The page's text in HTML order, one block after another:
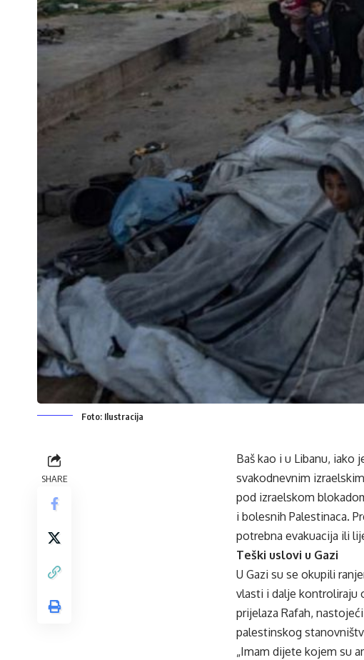
Foto: Ilustracija
SHARE
Baš kao i u Libanu, iako
svakodnevnim
pod izraelskom
i bolesnih Palestinaca.
potrebna evakuacija ili
Teški uslovi u Gazi
U Gazi su se okupili
vlasti i dalje kontroliraju
prijelaza Rafah,
palestinskog
„Imam dijete kojem su